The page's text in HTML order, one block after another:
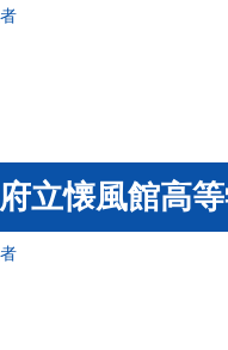
立懐風館高等